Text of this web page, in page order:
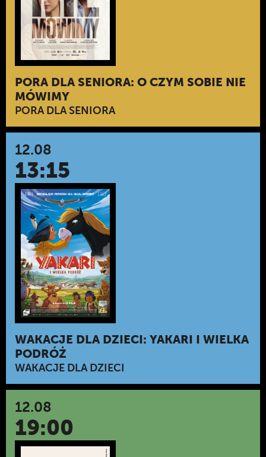
PORA DLA SENIORA: O CZYM SOBIE NIE
MÓWIMY
PORA DLA SENIORA
12.08
13:15
WAKACJE DLA DZIECI: YAKARI I WIELKA
PODRÓŻ
WAKACJE DLA DZIECI
12.08
19:00